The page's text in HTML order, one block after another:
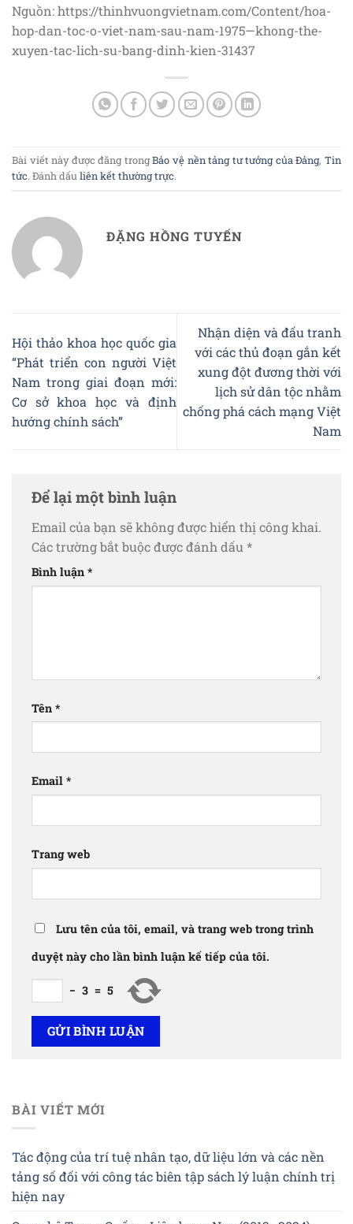
Nguồn: https://thinhvuongvietnam.com/Content/hoa-
hop-dan-toc-o-viet-nam-sau-nam-1975—khong-the-
xuyen-tac-lich-su-bang-dinh-kien-31437
Bài viết này được đăng trongBảo vệ nền tảng tư tưởng của Đảng, Tin
tức. Đánh dấuliên kết thường trực.
ĐẶNG HỒNG TUYẾN
Hội thảo khoa học quốc gia
“Phát triển con người Việt
Nam trong giai đoạn mới:
Cơ sở khoa học và định
hướng chính sách”
Nhận diện và đấu tranh
với các thủ đoạn gắn kết
xung đột đương thời với
lịch sử dân tộc nhằm
chống phá cách mạng Việt
Nam
Để lại một bình luận
Email của bạn sẽ không được hiển thị công khai.
Các trường bắt buộc được đánh dấu
Bình luận
Tên
Email
Trang web
Lưu tên của tôi, email, và trang web trong trình
duyệt này cho lần bình luận kế tiếp của tôi.
3 = 5
BÀI VIẾT MỚI
Tác động của trí tuệ nhân tạo, dữ liệu lớn và các nền
tảng số đối với công tác biên tập sách lý luận chính trị
hiện nay